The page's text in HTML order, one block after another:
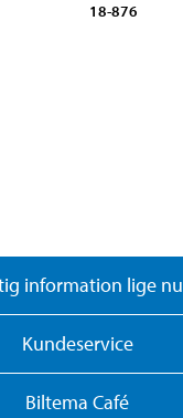
18-876
information lige nu
Kundeservice
Biltema Café